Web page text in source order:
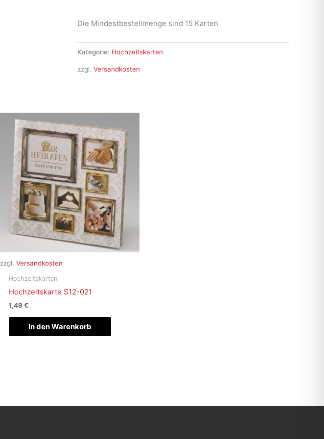
Die Mindestbestellmenge sind 15 Karten
Kategorie: Hochzeitskarten
zzgl. Versandkosten
zzgl. Versandkosten
Hochzeitskarten
Hochzeitskarte S12-021
1,49€
In den Warenkorb